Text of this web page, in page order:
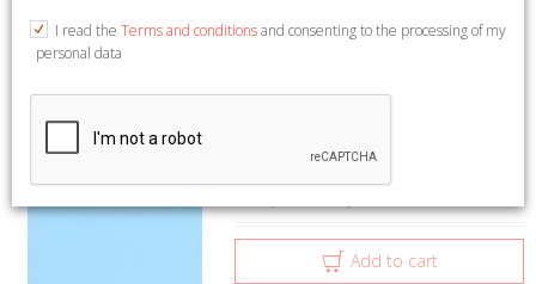
Add to cart
I read the Terms and conditionsand consenting to the processing of my
personal data